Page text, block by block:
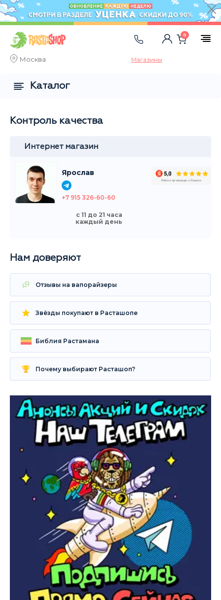
Москва Магазины
0
Контроль качества
Интернет магазин
Ярослав
+7 915 326-60-60
с 11 до 21 часа
каждый день
Нам доверяют
Отзывы на вапорайзеры
Звёзды покупают в Расташопе
Библия Растамана
Почему выбирают Расташоп?
Каталог